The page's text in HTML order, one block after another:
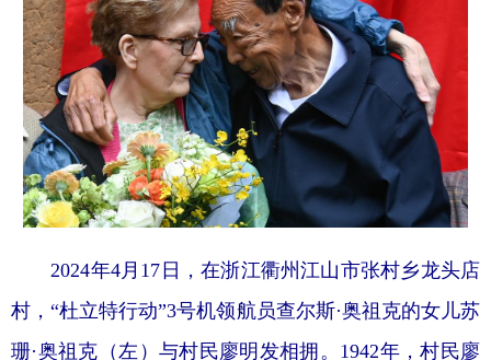
2024年4月17日，在浙江衢州江山市张村乡龙头店
村，“杜立特行动”3号机领航员查尔斯·奥祖克的女儿苏
珊·奥祖克（左）与村民廖明发相拥。1942年，村民廖